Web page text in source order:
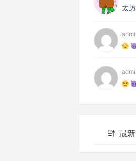
太
最新